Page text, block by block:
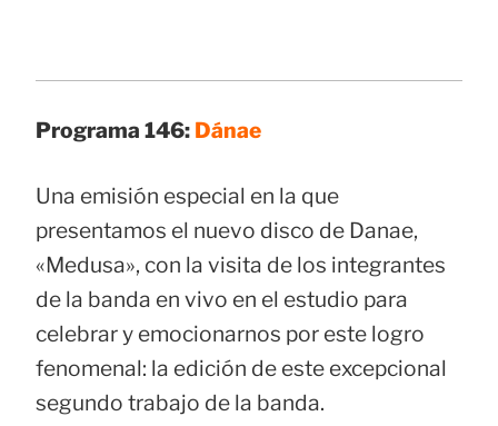
Programa 146: Dánae
Una emisión especial en la que
presentamos el nuevo disco de Danae,
«Medusa», con la visita de los integrantes
de la banda en vivo en el estudio para
celebrar y emocionarnos por este logro
fenomenal: la edición de este excepcional
segundo trabajo de la banda.